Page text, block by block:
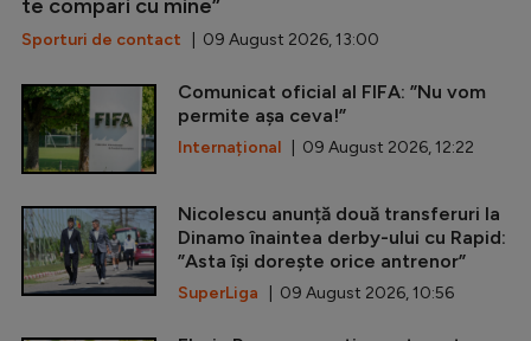
te compari cu mine”
Sporturi de contact | 09 August 2026, 13:00
Comunicat oficial al FIFA: ”Nu vom
permite așa ceva!”
Internațional | 09 August 2026, 12:22
Nicolescu anunță două transferuri la
Dinamo înaintea derby-ului cu Rapid:
”Asta își dorește orice antrenor”
SuperLiga | 09 August 2026, 10:56